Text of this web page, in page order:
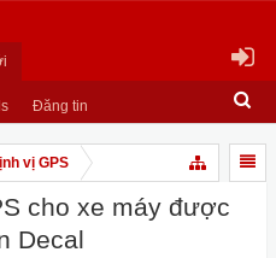
Đăng tin
vị GPS
cho xe máy được
Decal